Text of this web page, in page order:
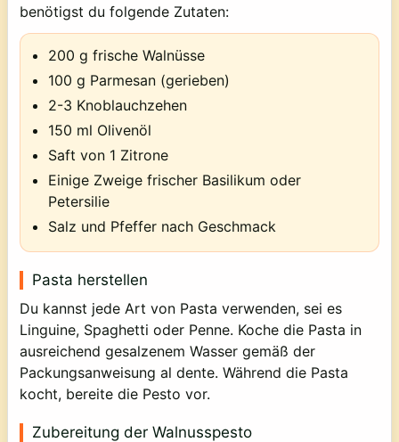
benötigst du folgende Zutaten:
200 g frische Walnüsse
100 g Parmesan (gerieben)
2-3 Knoblauchzehen
150 ml Olivenöl
Saft von 1 Zitrone
Einige Zweige frischer Basilikum oder
Petersilie
Salz und Pfeffer nach Geschmack
Pasta herstellen
Du kannst jede Art von Pasta verwenden, sei es
Linguine, Spaghetti oder Penne. Koche die Pasta in
ausreichend gesalzenem Wasser gemäß der
Packungsanweisung al dente. Während die Pasta
kocht, bereite die Pesto vor.
Zubereitung der Walnusspesto